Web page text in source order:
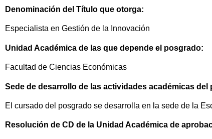
Denominación del Título que otorga:
Especialista en Gestión de la Innovación
Unidad Académica de las que depende el posgrado:
Facultad de Ciencias Económicas
Sede de desarrollo de las actividades académicas del
El cursado del posgrado se desarrolla en la sede de la
Resolución de CD de la Unidad Académica de